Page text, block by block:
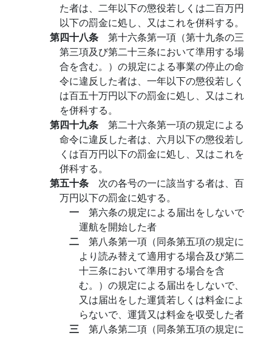
た者は、二年以下の懲役若しくは二百万円
以下の罰金に処し、又はこれを併科する。
第四十八条 第十六条第一項（第十九条の三
第三項及び第二十三条において準用する場
合を含む。）の規定による事業の停止の命
令に違反した者は、一年以下の懲役若しく
は百五十万円以下の罰金に処し、又はこれ
を併科する。
第四十九条 第二十六条第一項の規定による
命令に違反した者は、六月以下の懲役若し
くは百万円以下の罰金に処し、又はこれを
併科する。
第五十条 次の各号の一に該当する者は、百
万円以下の罰金に処する。
一 第六条の規定による届出をしないで
運航を開始した者
二 第八条第一項（同条第五項の規定に
より読み替えて適用する場合及び第二
十三条において準用する場合を含
む。）の規定による届出をしないで、
又は届出をした運賃若しくは料金によ
らないで、運賃又は料金を収受した者
三 第八条第二項（同条第五項の規定に